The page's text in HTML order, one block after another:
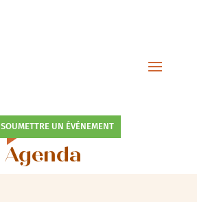
SOUMETTRE UN ÉVÉNEMENT
Agenda